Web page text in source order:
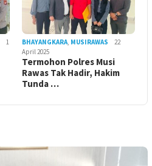
1
BHAYANGKARA, MUSIRAWAS
22
April 2025
Termohon Polres Musi
Rawas Tak Hadir, Hakim
Tunda …